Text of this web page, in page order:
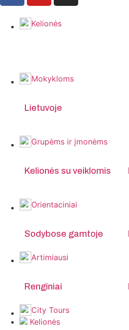
Kelionės
Mokykloms
Lietuvoje
Grupėms ir įmonėms
Kelionės su veiklomis
Orientaciniai
Sodybose gamtoje
Artimiausi
Renginiai
City Tours
Kelionės